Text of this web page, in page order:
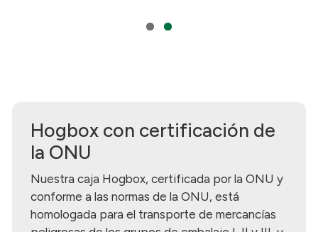
Hogbox con certificación de
la ONU
Nuestra caja Hogbox, certificada por la ONU y
conforme a las normas de la ONU, está
homologada para el transporte de mercancías